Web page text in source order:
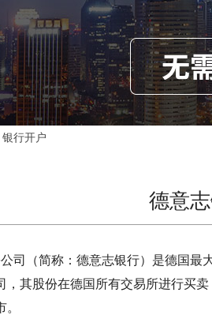
银行开户
德意
（简称：德意志银行）是德国最
，其股份在德国所有交易所进行买